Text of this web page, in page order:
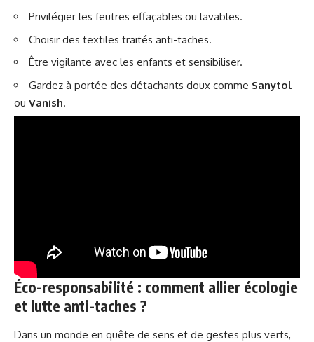
Privilégier les feutres effaçables ou lavables.
Choisir des textiles traités anti-taches.
Être vigilante avec les enfants et sensibiliser.
Gardez à portée des détachants doux comme Sanytol
ou Vanish.
Éco-responsabilité : comment allier écologie
et lutte anti-taches ?
Dans un monde en quête de sens et de gestes plus verts,